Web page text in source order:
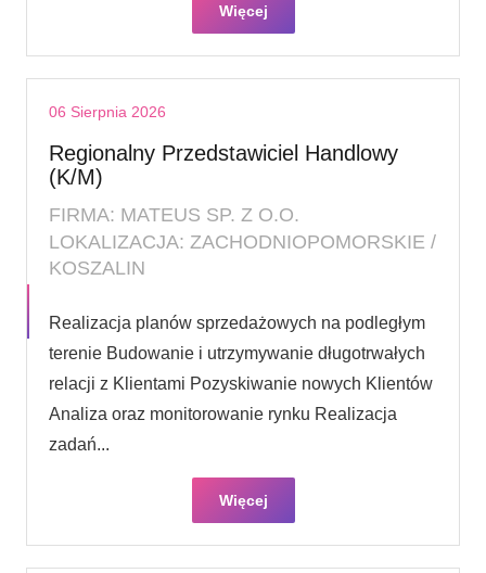
Więcej
06 Sierpnia 2026
Regionalny Przedstawiciel Handlowy
(K/M)
FIRMA: MATEUS SP. Z O.O.
LOKALIZACJA: ZACHODNIOPOMORSKIE /
KOSZALIN
Realizacja planów sprzedażowych na podległym
terenie Budowanie i utrzymywanie długotrwałych
relacji z Klientami Pozyskiwanie nowych Klientów
Analiza oraz monitorowanie rynku Realizacja
zadań...
Więcej